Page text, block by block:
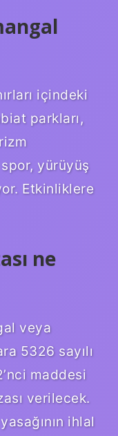
içindeki
parkları,
yürüyüş
Etkinliklere
ne
veya
5326 sayılı
maddesi
verilecek.
ihlal